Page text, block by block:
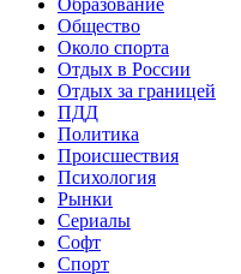
Общество
Около спорта
Отдых в России
Отдых за границей
ПДД
Политика
Происшествия
Психология
Рынки
Сериалы
Софт
Спорт